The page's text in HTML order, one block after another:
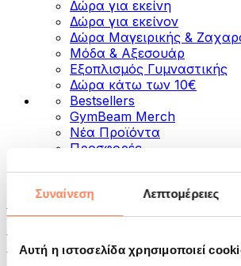
Συναίνεση Λεπτομέρειες
Αυτή η ιστοσελίδα χρησιμοποιεί
Δώρα για εκείνη
Δώρα για εκείνον
Δώρα Μαγειρικής &
Μόδα & Αξεσουάρ
Εξοπλισμός Γυμναστικής
Δώρα κάτω των 10€
Bestsellers
GymBeam Merch
Νέα Προϊόντα
Προσφορές
Κατηγορίες
Τρόφιμα
Ξηροί Καρποί